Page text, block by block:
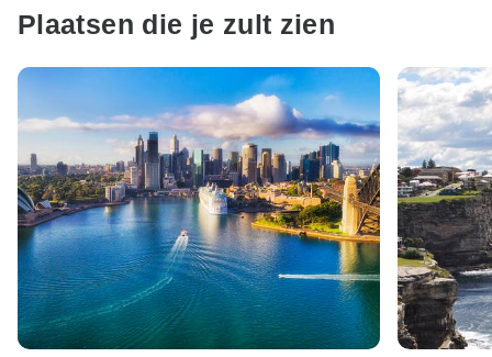
Plaatsen die je zult zien